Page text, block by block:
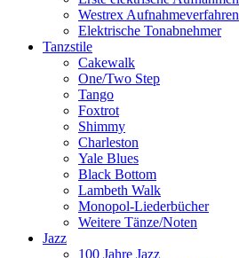
Westrex Aufnahmeverfahren
Elektrische Tonabnehmer
Tanzstile
Cakewalk
One/Two Step
Tango
Foxtrot
Shimmy
Charleston
Yale Blues
Black Bottom
Lambeth Walk
Monopol-Liederbücher
Weitere Tänze/Noten
Jazz
100 Jahre Jazz